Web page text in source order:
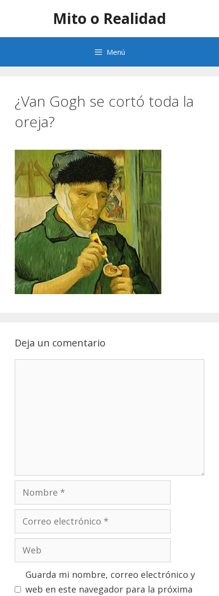
contenido
Mito o Realidad
Menú
¿Van Gogh se cortó toda la
oreja?
Deja un comentario
Nombre
Correo
electrónico
Web
Guarda mi nombre, correo electrónico y
web en este navegador para la próxima